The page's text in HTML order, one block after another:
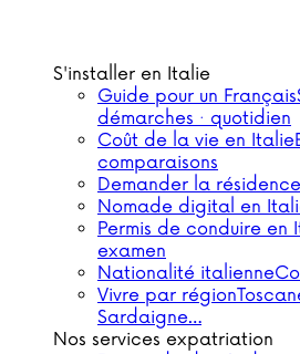
S'installer en Italie
Guide pour un Français
démarches · quotidien
Coût de la vie en Italie
comparaisons
Demander la résidence
Nomade digital en
Permis de conduire en
examen
Nationalité italienne
Vivre par région
Sardaigne…
Nos services expatriation